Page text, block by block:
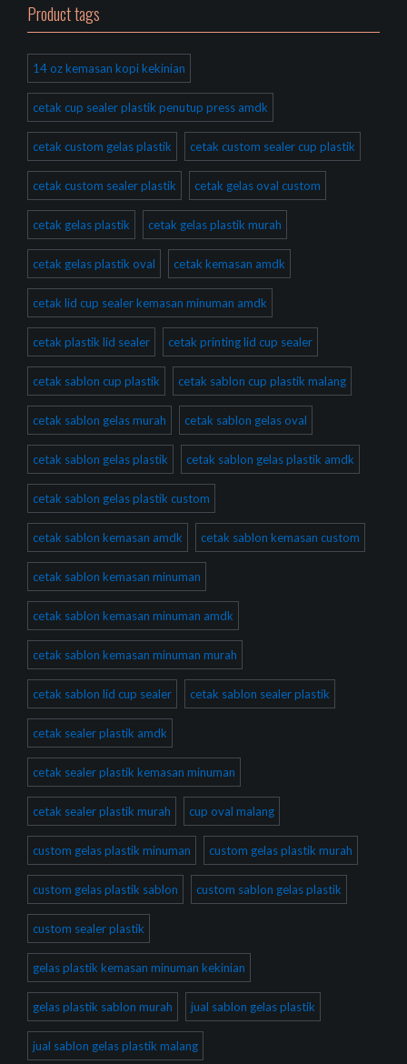
Product tags
14 oz kemasan kopi kekinian
cetak cup sealer plastik penutup press amdk
cetak custom gelas plastik cetak custom sealer cup plastik
cetak custom sealer plastik cetak gelas oval custom
cetak gelas plastik cetak gelas plastik murah
cetak gelas plastik oval cetak kemasan amdk
cetak lid cup sealer kemasan minuman amdk
cetak plastik lid sealer cetak printing lid cup sealer
cetak sablon cup plastik cetak sablon cup plastik malang
cetak sablon gelas murah cetak sablon gelas oval
cetak sablon gelas plastik cetak sablon gelas plastik amdk
cetak sablon gelas plastik custom
cetak sablon kemasan amdk cetak sablon kemasan custom
cetak sablon kemasan minuman
cetak sablon kemasan minuman amdk
cetak sablon kemasan minuman murah
cetak sablon lid cup sealer cetak sablon sealer plastik
cetak sealer plastik amdk
cetak sealer plastik kemasan minuman
cetak sealer plastik murah cup oval malang
custom gelas plastik minuman custom gelas plastik murah
custom gelas plastik sablon custom sablon gelas plastik
custom sealer plastik
gelas plastik kemasan minuman kekinian
gelas plastik sablon murah jual sablon gelas plastik
jual sablon gelas plastik malang